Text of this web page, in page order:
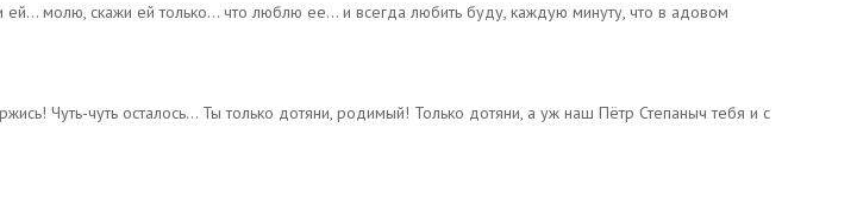
молю, скажи ей только… что люблю ее… и всегда любить буду, каждую минуту, что в адовом
Чуть-чуть осталось… Ты только дотяни, родимый! Только дотяни, а уж наш Пётр Степаныч тебя и с